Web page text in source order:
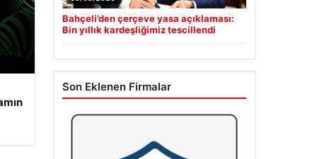
Bahçeli’den çerçeve yasa açıklaması:
Bin yıllık kardeşliğimiz tescillendi
Son Eklenen Firmalar